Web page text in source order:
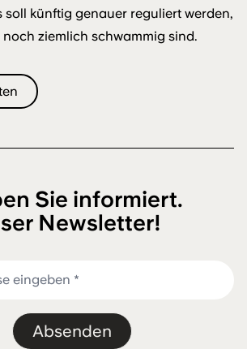
soll künftig genauer reguliert werden,
ziemlich schwammig sind.
Sie informiert.
Newsletter!
Absenden